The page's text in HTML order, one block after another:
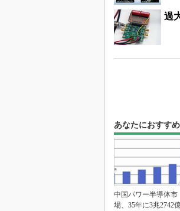
過
あなたにおすすめ
中国パワー半導体市
場、35年に3兆2742